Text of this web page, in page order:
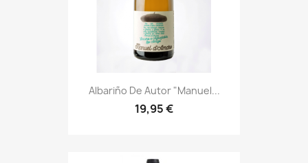
Albariño De Autor "Manuel...
19,95 €